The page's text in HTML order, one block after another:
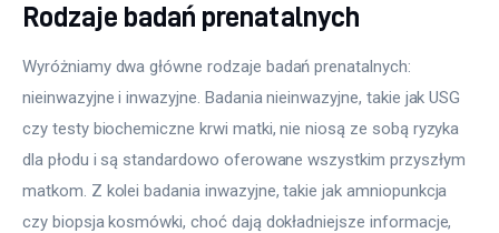
Rodzaje badań prenatalnych
Wyróżniamy dwa główne rodzaje badań prenatalnych:
nieinwazyjne i inwazyjne. Badania nieinwazyjne, takie jak USG
czy testy biochemiczne krwi matki, nie niosą ze sobą ryzyka
dla płodu i są standardowo oferowane wszystkim przyszłym
matkom. Z kolei badania inwazyjne, takie jak amniopunkcja
czy biopsja kosmówki, choć dają dokładniejsze informacje,